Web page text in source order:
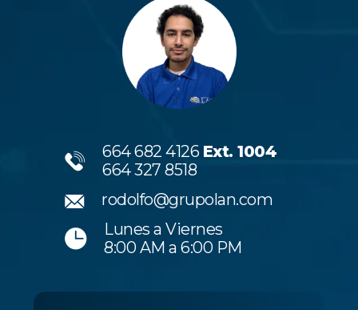
664 682 4126 Ext. 1004
664 327 8518
rodolfo@grupolan.com
Lunes a Viernes
8:00 AM a 6:00 PM